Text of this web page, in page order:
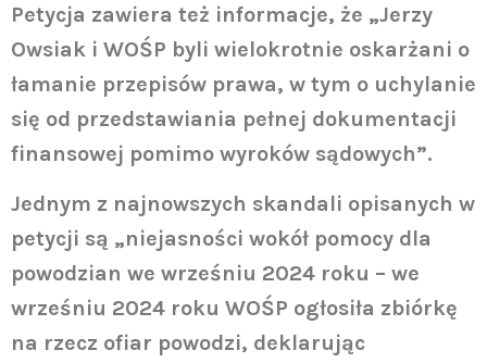
Petycja zawiera też informacje, że „Jerzy
Owsiak i WOŚP byli wielokrotnie oskarżani o
łamanie przepisów prawa, w tym o uchylanie
się od przedstawiania pełnej dokumentacji
finansowej pomimo wyroków sądowych”.
Jednym z najnowszych skandali opisanych w
petycji są „niejasności wokół pomocy dla
powodzian we wrześniu 2024 roku – we
wrześniu 2024 roku WOŚP ogłosiła zbiórkę
na rzecz ofiar powodzi, deklarując